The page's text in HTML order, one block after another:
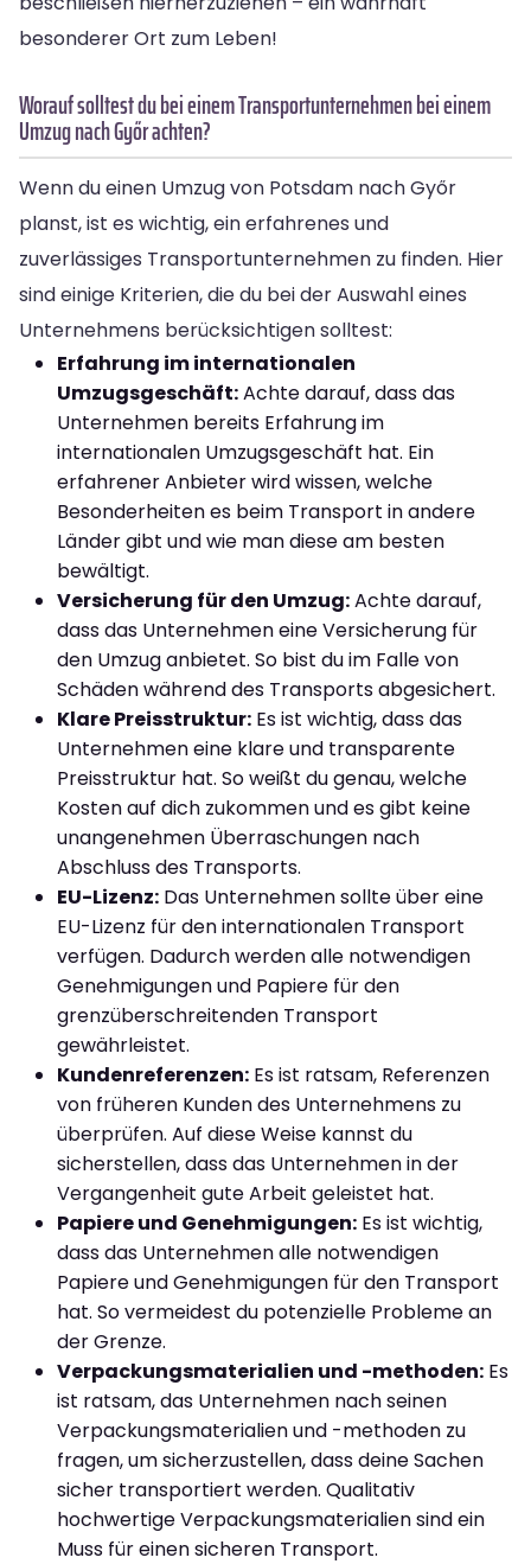
besonderer Ort zum Leben!
Worauf solltest du bei einem Transportunternehmen bei einem
Umzug nach Győr achten?
Wenn du einen Umzug von Potsdam nach Győr
planst, ist es wichtig, ein erfahrenes und
zuverlässiges Transportunternehmen zu finden. Hier
sind einige Kriterien, die du bei der Auswahl eines
Unternehmens berücksichtigen solltest:
Erfahrung im internationalen
Umzugsgeschäft:Achte darauf, dass das
Unternehmen bereits Erfahrung im
internationalen Umzugsgeschäft hat. Ein
erfahrener Anbieter wird wissen, welche
Besonderheiten es beim Transport in andere
Länder gibt und wie man diese am besten
bewältigt.
Versicherung für den Umzug:Achte darauf,
dass das Unternehmen eine Versicherung für
den Umzug anbietet. So bist du im Falle von
Schäden während des Transports abgesichert.
Klare Preisstruktur: Es ist wichtig, dass das
Unternehmen eine klare und transparente
Preisstruktur hat. So weißt du genau, welche
Kosten auf dich zukommen und es gibt keine
unangenehmen Überraschungen nach
Abschluss des Transports.
EU-Lizenz: Das Unternehmen sollte über eine
EU-Lizenz für den internationalen Transport
verfügen. Dadurch werden alle notwendigen
Genehmigungen und Papiere für den
grenzüberschreitenden Transport
gewährleistet.
Kundenreferenzen: Es ist ratsam, Referenzen
von früheren Kunden des Unternehmens zu
überprüfen. Auf diese Weise kannst du
sicherstellen, dass das Unternehmen in der
Vergangenheit gute Arbeit geleistet hat.
Papiere und Genehmigungen: Es ist wichtig,
dass das Unternehmen alle notwendigen
Papiere und Genehmigungen für den Transport
hat. So vermeidest du potenzielle Probleme an
der Grenze.
Verpackungsmaterialien und -methoden: Es
ist ratsam, das Unternehmen nach seinen
Verpackungsmaterialien und -methoden zu
fragen, um sicherzustellen, dass deine Sachen
sicher transportiert werden. Qualitativ
hochwertige Verpackungsmaterialien sind ein
Muss für einen sicheren Transport.